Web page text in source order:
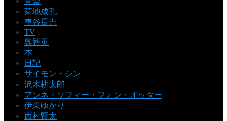
菊地成孔
車谷長吉
TV
呉智英
本
日記
サイモン・シン
沢木耕太郎
アンネ・ソフィー・フォン・オッター
伊東ゆかり
西村賢太